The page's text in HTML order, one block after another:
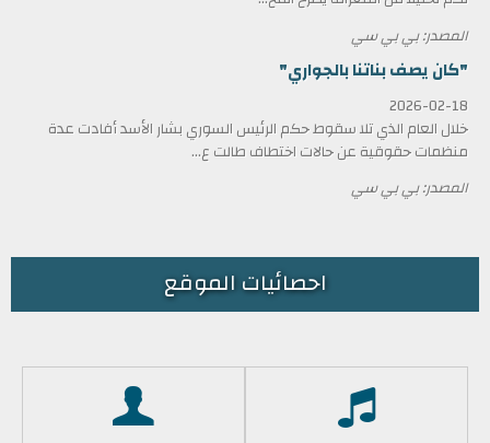
المصدر: بي بي سي
"كان يصف بناتنا بالجواري"
2026-02-18
خلال العام الذي تلا سقوط حكم الرئيس السوري بشار الأسد أفادت عدة
منظمات حقوقية عن حالات اختطاف طالت ع...
المصدر: بي بي سي
احصائيات الموقع